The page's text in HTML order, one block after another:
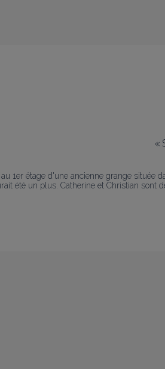
«
au 1er étage d'une ancienne grange
été un plus. Catherine et Christian sont